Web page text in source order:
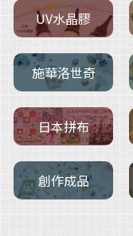
UV水晶膠
施華洛世奇
日本拼布
創作成品